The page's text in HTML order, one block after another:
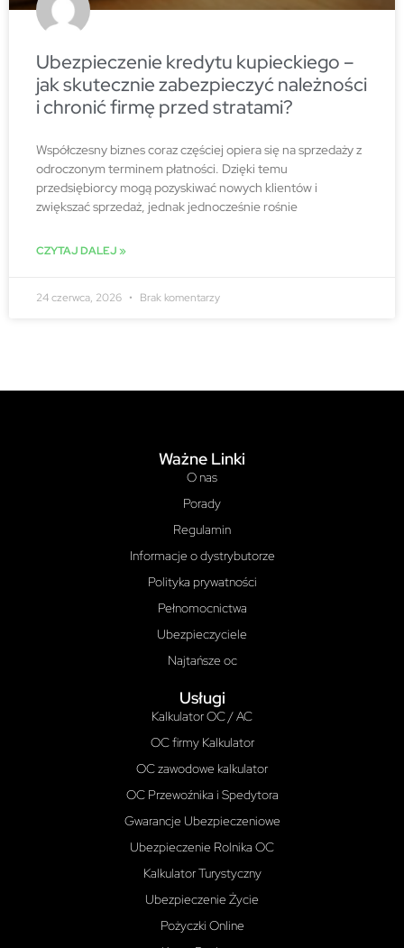
Ubezpieczenie kredytu kupieckiego –
jak skutecznie zabezpieczyć należności
i chronić firmę przed stratami?
Współczesny biznes coraz częściej opiera się na sprzedaży z
odroczonym terminem płatności. Dzięki temu
przedsiębiorcy mogą pozyskiwać nowych klientów i
zwiększać sprzedaż, jednak jednocześnie rośnie
CZYTAJ DALEJ »
24 czerwca, 2026 Brak komentarzy
Ważne Linki
O nas
Porady
Regulamin
Informacje o dystrybutorze
Polityka prywatności
Pełnomocnictwa
Ubezpieczyciele
Najtańsze oc
Usługi
Kalkulator OC / AC
OC firmy Kalkulator
OC zawodowe kalkulator
OC Przewoźnika i Spedytora
Gwarancje Ubezpieczeniowe
Ubezpieczenie Rolnika OC
Kalkulator Turystyczny
Ubezpieczenie Życie
Pożyczki Online